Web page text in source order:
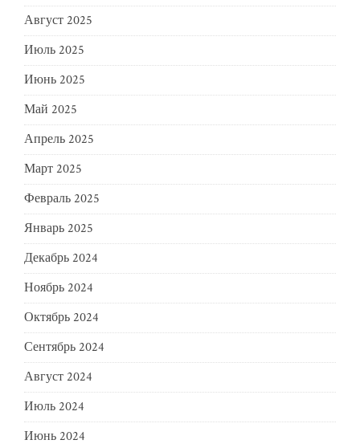
Август 2025
Июль 2025
Июнь 2025
Май 2025
Апрель 2025
Март 2025
Февраль 2025
Январь 2025
Декабрь 2024
Ноябрь 2024
Октябрь 2024
Сентябрь 2024
Август 2024
Июль 2024
Июнь 2024